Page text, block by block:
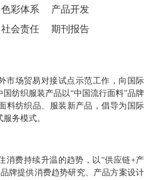
色彩体系
产品开发
社会责任
期刊报告
市场贸易对接试点示范工作，向国际
纺织服装产品以“中国流行面料”品牌
料纺织品、服装新产品，倡导为国际
务模式。
消费持续升温的趋势，以“供应链+产
牌提供消费趋势研究、产品方案设计